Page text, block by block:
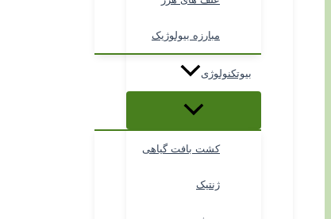
مبارزه بیولوژیک
بیوتکنولوژی
کشت بافت گیاهی
ژنتیک